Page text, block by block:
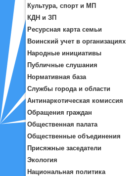
Культура, спорт и МП
КДН и ЗП
Ресурсная карта семьи
Воинский учет в организациях
Народные инициативы
Публичные слушания
Нормативная база
Службы города и области
Антинаркотическая комиссия
Обращения граждан
Общественная палата
Общественные объединения
Присяжные заседатели
Экология
Национальная политика